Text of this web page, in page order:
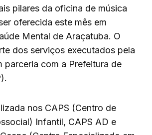
pilares da oficina de música
oferecida este mês em
Mental de Araçatuba. O
dos serviços executados pela
parceria com a Prefeitura de
nos CAPS (Centro de
Infantil, CAPS AD e